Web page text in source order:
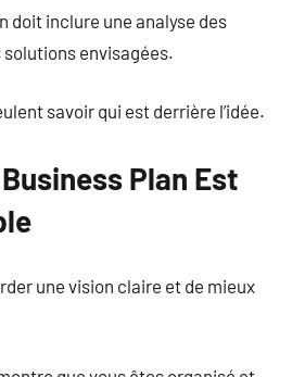
doit inclure une analyse des
solutions envisagées.
savoir qui est derrière l’idée.
Plan Est
une vision claire et de mieux